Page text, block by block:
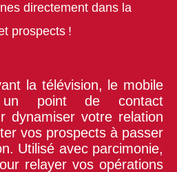
directement dans la
prospects !
la télévision, le mobile
un point de contact
dynamiser votre relation
vos prospects à passer
Utilisé avec parcimonie,
relayer vos opérations